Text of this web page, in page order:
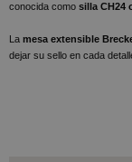
conocida como silla CH24
La mesa extensible
dejar su sello en cada